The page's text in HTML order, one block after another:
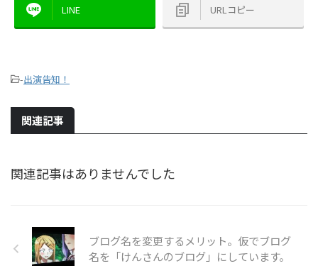
LINE URLコピー
-出演告知！
関連記事
関連記事はありませんでした
ブログ名を変更するメリット。仮でブログ
名を「けんさんのブログ」にしています。